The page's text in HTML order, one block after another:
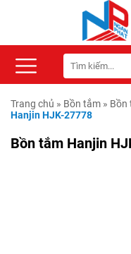
Trang chủ » Bồn tắm » Bồn
Hanjin HJK-27778
Bồn tắm Hanjin